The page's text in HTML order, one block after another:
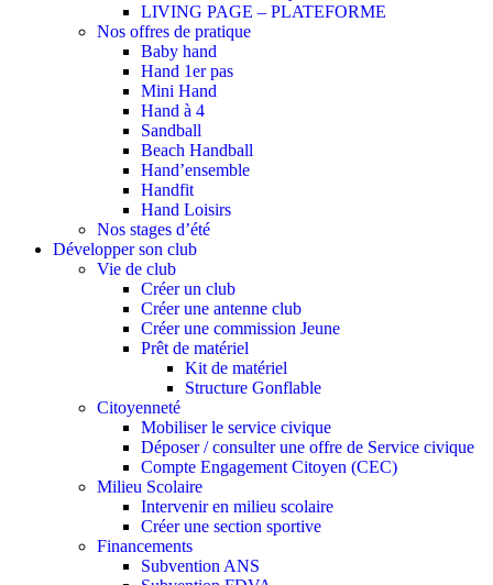
LIVING PAGE – PLATEFORME
Nos offres de pratique
Baby hand
Hand 1er pas
Mini Hand
Hand à 4
Sandball
Beach Handball
Hand’ensemble
Handfit
Hand Loisirs
Nos stages d’été
Développer son club
Vie de club
Créer un club
Créer une antenne club
Créer une commission Jeune
Prêt de matériel
Kit de matériel
Structure Gonflable
Citoyenneté
Mobiliser le service civique
Déposer / consulter une offre de Service civique
Compte Engagement Citoyen (CEC)
Milieu Scolaire
Intervenir en milieu scolaire
Créer une section sportive
Financements
Subvention ANS